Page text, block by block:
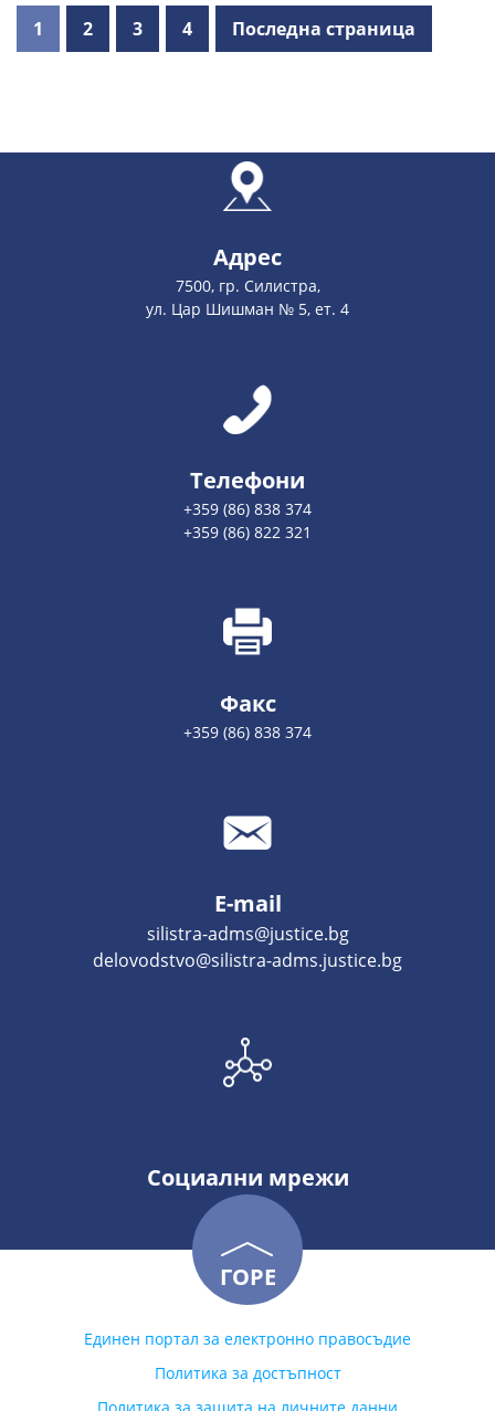
1 2 3 4 Последна страница
Адрес
7500, гр. Силистра,
ул. Цар Шишман № 5, ет. 4
Телефони
+359 (86) 838 374
+359 (86) 822 321
Факс
+359 (86) 838 374
E-mail
silistra-adms@justice.bg
delovodstvo@silistra-adms.justice.bg
Социални мрежи
ГОРЕ
Единен портал за електронно правосъдие
Политика за достъпност